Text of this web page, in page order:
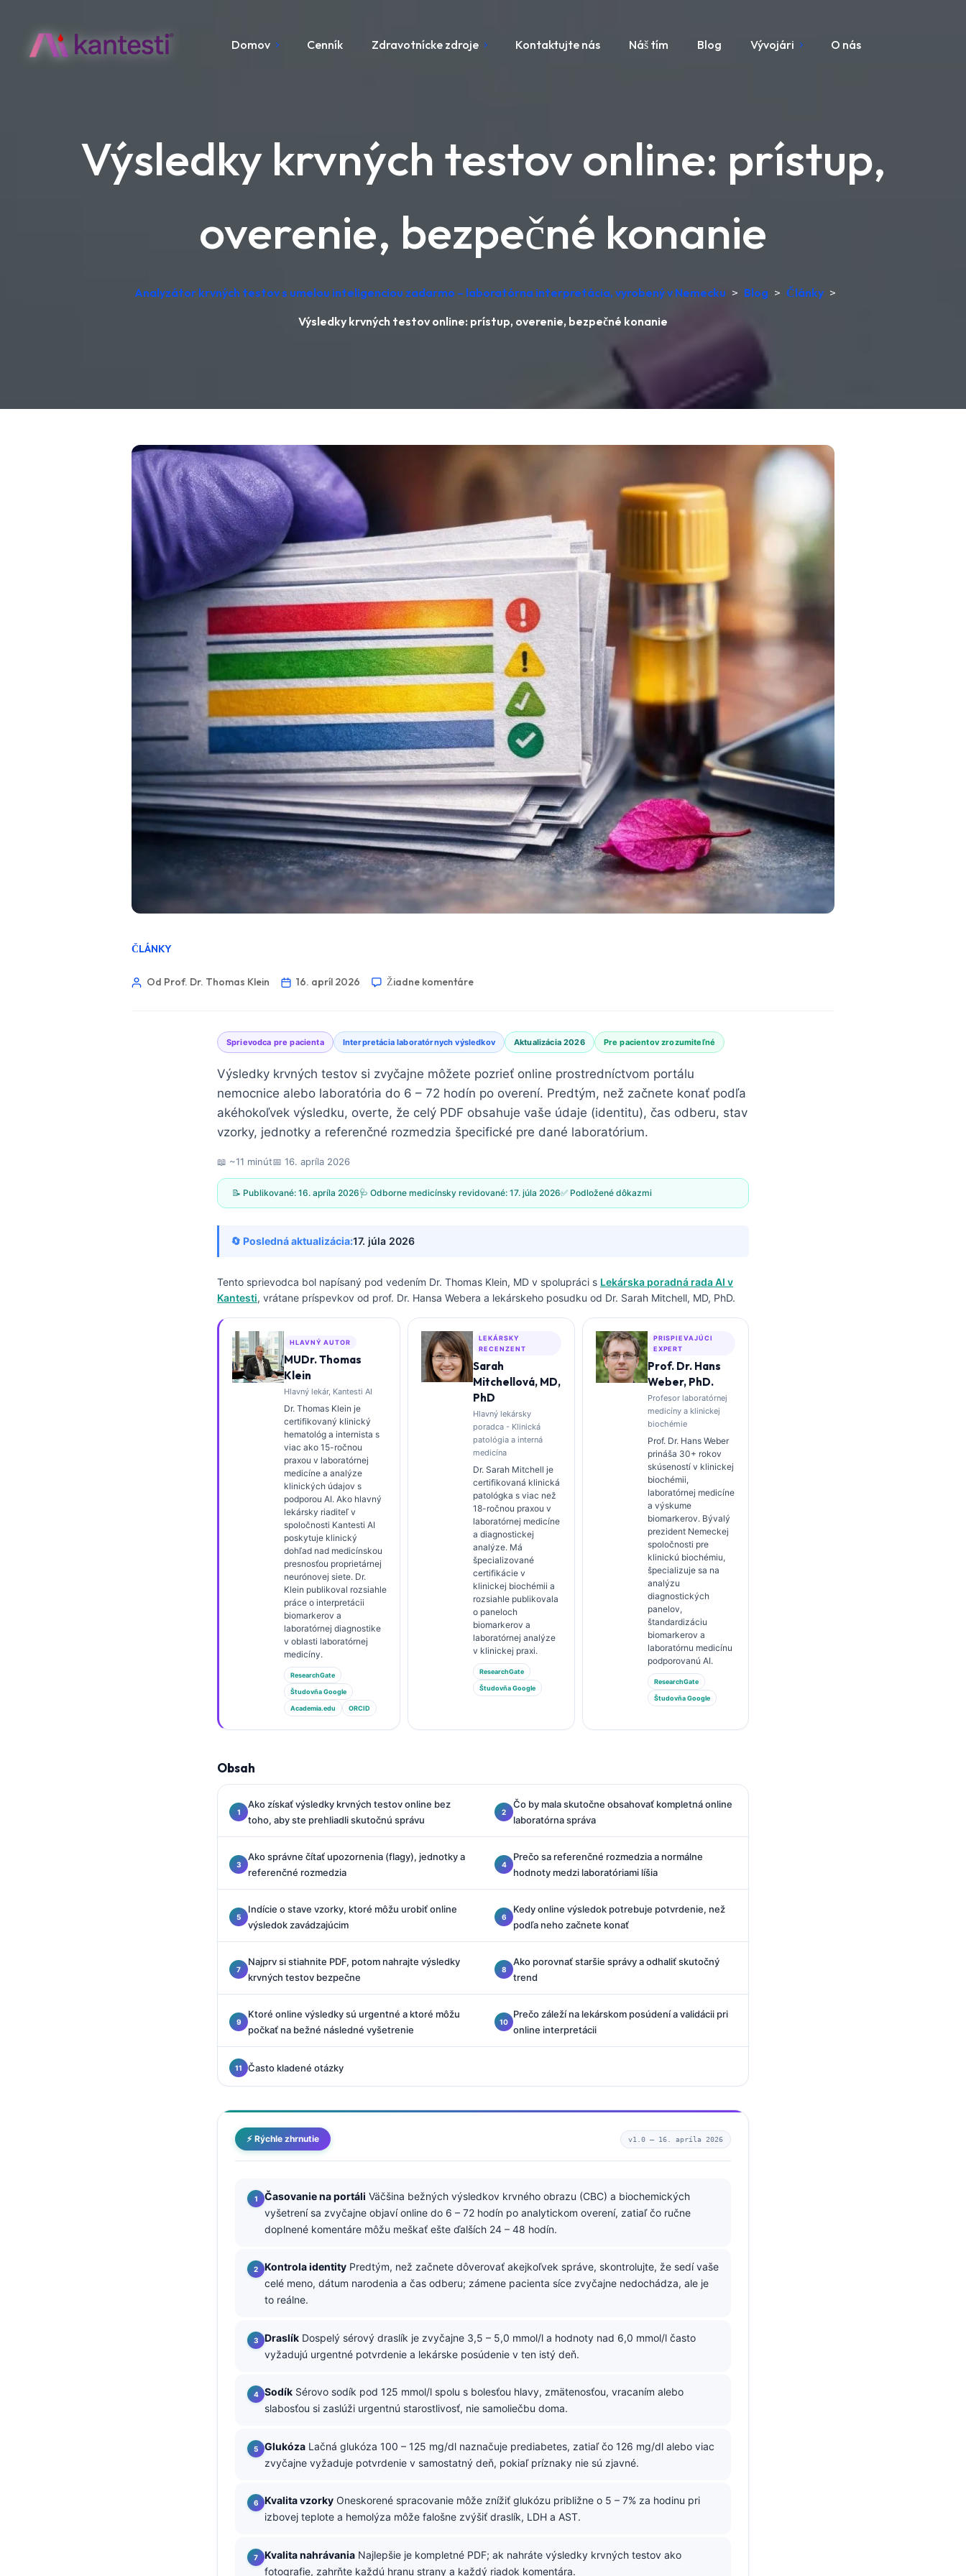
Domov Cenník Zdravotnícke zdroje Kontaktujte nás Náš tím Blog Vývojári O nás
Výsledky krvných testov online: prístup,
overenie, bezpečné konanie
Analyzátor krvných testov s umelou inteligenciou zadarmo – laboratórna interpretácia, vyrobený v Nemecku > Blog > Články >
Výsledky krvných testov online: prístup, overenie, bezpečné konanie
ČLÁNKY
Od Prof. Dr. Thomas Klein 16. apríl 2026 Žiadne komentáre
Sprievodca pre pacienta Interpretácia laboratórnych výsledkov Aktualizácia 2026 Pre pacientov zrozumiteľné
Výsledky krvných testov si zvyčajne môžete pozrieť online prostredníctvom portálu
nemocnice alebo laboratória do 6 – 72 hodín po overení. Predtým, než začnete konať podľa
akéhokoľvek výsledku, overte, že celý PDF obsahuje vaše údaje (identitu), čas odberu, stav
vzorky, jednotky a referenčné rozmedzia špecifické pre dané laboratórium.
📖 ~11 minút📅 16. apríla 2026
📝 Publikované: 16. apríla 2026🩺 Odborne medicínsky revidované: 17. júla 2026✅ Podložené dôkazmi
🔄 Posledná aktualizácia:17. júla 2026
Tento sprievodca bol napísaný pod vedením Dr. Thomas Klein, MD v spolupráci s Lekárska poradná rada AI v
Kantesti, vrátane príspevkov od prof. Dr. Hansa Webera a lekárskeho posudku od Dr. Sarah Mitchell, MD, PhD.
HLAVNÝ AUTOR
MUDr. Thomas
Klein
Hlavný lekár, Kantesti AI
Dr. Thomas Klein je
certifikovaný klinický
hematológ a internista s
viac ako 15-ročnou
praxou v laboratórnej
medicíne a analýze
klinických údajov s
podporou AI. Ako hlavný
lekársky riaditeľ v
spoločnosti Kantesti AI
poskytuje klinický
dohľad nad medicínskou
presnosťou proprietárnej
neurónovej siete. Dr.
Klein publikoval rozsiahle
práce o interpretácii
biomarkerov a
laboratórnej diagnostike
v oblasti laboratórnej
medicíny.
ResearchGate
Študovňa Google
Academia.edu ORCID
LEKÁRSKY
RECENZENT
Sarah
Mitchellová, MD,
PhD
Hlavný lekársky
poradca - Klinická
patológia a interná
medicína
Dr. Sarah Mitchell je
certifikovaná klinická
patológka s viac než
18-ročnou praxou v
laboratórnej medicíne
a diagnostickej
analýze. Má
špecializované
certifikácie v
klinickej biochémii a
rozsiahle publikovala
o paneloch
biomarkerov a
laboratórnej analýze
v klinickej praxi.
ResearchGate
Študovňa Google
PRISPIEVAJÚCI
EXPERT
Prof. Dr. Hans
Weber, PhD.
Profesor laboratórnej
medicíny a klinickej
biochémie
Prof. Dr. Hans Weber
prináša 30+ rokov
skúseností v klinickej
biochémii,
laboratórnej medicíne
a výskume
biomarkerov. Bývalý
prezident Nemeckej
spoločnosti pre
klinickú biochémiu,
špecializuje sa na
analýzu
diagnostických
panelov,
štandardizáciu
biomarkerov a
laboratórnu medicínu
podporovanú AI.
ResearchGate
Študovňa Google
Obsah
Ako získať výsledky krvných testov online bez
toho, aby ste prehliadli skutočnú správu
Čo by mala skutočne obsahovať kompletná online
laboratórna správa
Ako správne čítať upozornenia (flagy), jednotky a
referenčné rozmedzia
Prečo sa referenčné rozmedzia a normálne
hodnoty medzi laboratóriami líšia
Indície o stave vzorky, ktoré môžu urobiť online
výsledok zavádzajúcim
Kedy online výsledok potrebuje potvrdenie, než
podľa neho začnete konať
Najprv si stiahnite PDF, potom nahrajte výsledky
krvných testov bezpečne
Ako porovnať staršie správy a odhaliť skutočný
trend
Ktoré online výsledky sú urgentné a ktoré môžu
počkať na bežné následné vyšetrenie
Prečo záleží na lekárskom posúdení a validácii pri
online interpretácii
Často kladené otázky
⚡ Rýchle zhrnutie v1.0 — 16. apríla 2026
Časovanie na portáli Väčšina bežných výsledkov krvného obrazu (CBC) a biochemických
vyšetrení sa zvyčajne objaví online do 6 – 72 hodín po analytickom overení, zatiaľ čo ručne
doplnené komentáre môžu meškať ešte ďalších 24 – 48 hodín.
Kontrola identity Predtým, než začnete dôverovať akejkoľvek správe, skontrolujte, že sedí vaše
celé meno, dátum narodenia a čas odberu; zámene pacienta síce zvyčajne nedochádza, ale je
to reálne.
Draslík Dospelý sérový draslík je zvyčajne 3,5 – 5,0 mmol/l a hodnoty nad 6,0 mmol/l často
vyžadujú urgentné potvrdenie a lekárske posúdenie v ten istý deň.
Sodík Sérovo sodík pod 125 mmol/l spolu s bolesťou hlavy, zmätenosťou, vracaním alebo
slabosťou si zaslúži urgentnú starostlivosť, nie samoliečbu doma.
Glukóza Lačná glukóza 100 – 125 mg/dl naznačuje prediabetes, zatiaľ čo 126 mg/dl alebo viac
zvyčajne vyžaduje potvrdenie v samostatný deň, pokiaľ príznaky nie sú zjavné.
Kvalita vzorky Oneskorené spracovanie môže znížiť glukózu približne o 5 – 7% za hodinu pri
izbovej teplote a hemolýza môže falošne zvýšiť draslík, LDH a AST.
Kvalita nahrávania Najlepšie je kompletné PDF; ak nahráte výsledky krvných testov ako
fotografie, zahrňte každú hranu strany a každý riadok komentára.